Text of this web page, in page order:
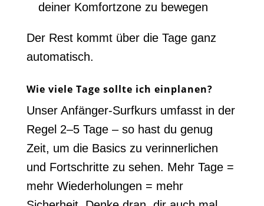
deiner Komfortzone zu bewegen
Der Rest kommt über die Tage ganz
automatisch.
Wie viele Tage sollte ich einplanen?
Unser Anfänger-Surfkurs umfasst in der
Regel 2–5 Tage – so hast du genug
Zeit, um die Basics zu verinnerlichen
und Fortschritte zu sehen. Mehr Tage =
mehr Wiederholungen = mehr